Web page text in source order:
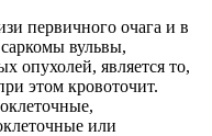
первичного очага и в
вульвы,
опухолей, является то,
этом кровоточит.
или